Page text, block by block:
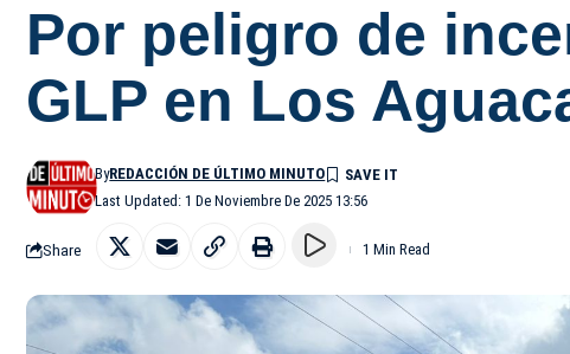
Por peligro de
GLP en Los
Last Updated: 1 De Noviembre De 2025 13:56
ByREDACCIÓN DE ÚLTIMO MINUTO
Share 1 Min Read